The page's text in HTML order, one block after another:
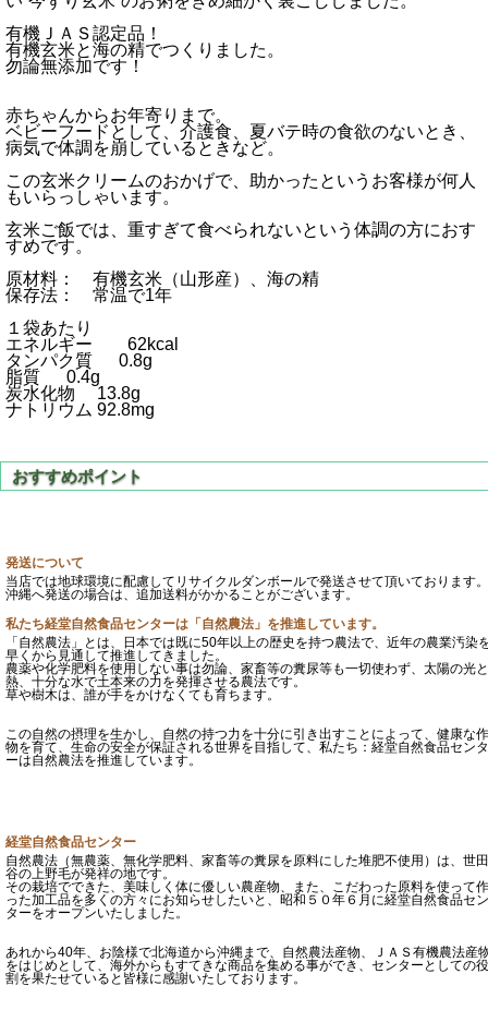
有機ＪＡＳ認定品！
有機玄米と海の精でつくりました。
勿論無添加です！
赤ちゃんからお年寄りまで。
ベビーフードとして、介護食、夏バテ時の食欲のないとき、
病気で体調を崩しているときなど。
この玄米クリームのおかげで、助かったというお客様が何人
もいらっしゃいます。
玄米ご飯では、重すぎて食べられないという体調の方におす
すめです。
原材料： 有機玄米（山形産）、海の精
保存法： 常温で1年
１袋あたり
エネルギー 62kcal
タンパク質 0.8g
脂質 0.4g
炭水化物 13.8g
ナトリウム 92.8mg
発送について
当店では地球環境に配慮してリサイクルダンボールで発送させて頂いております。
沖縄へ発送の場合は、追加送料がかかることがございます。
私たち経堂自然食品センターは「自然農法」を推進しています。
「自然農法」とは、日本では既に50年以上の歴史を持つ農法で、近年の農業汚染
早くから見通して推進してきました。
農薬や化学肥料を使用しない事は勿論、家畜等の糞尿等も一切使わず、太陽の光と
熱、十分な水で土本来の力を発揮させる農法です。
草や樹木は、誰が手をかけなくても育ちます。
この自然の摂理を生かし、自然の持つ力を十分に引き出すことによって、健康な作
物を育て、生命の安全が保証される世界を目指して、私たち：経堂自然食品センタ
ーは自然農法を推進しています。
経堂自然食品センター
自然農法（無農薬、無化学肥料、家畜等の糞尿を原料にした堆肥不使用）は、世田
谷の上野毛が発祥の地です。
その栽培でできた、美味しく体に優しい農産物、また、こだわった原料を使って作
った加工品を多くの方々にお知らせしたいと、昭和５０年６月に経堂自然食品セン
ターをオープンいたしました。
あれから40年、お陰様で北海道から沖縄まで、自然農法産物、ＪＡＳ有機農法産
をはじめとして、海外からもすてきな商品を集める事ができ、センターとしての役
割を果たせていると皆様に感謝いたしております。